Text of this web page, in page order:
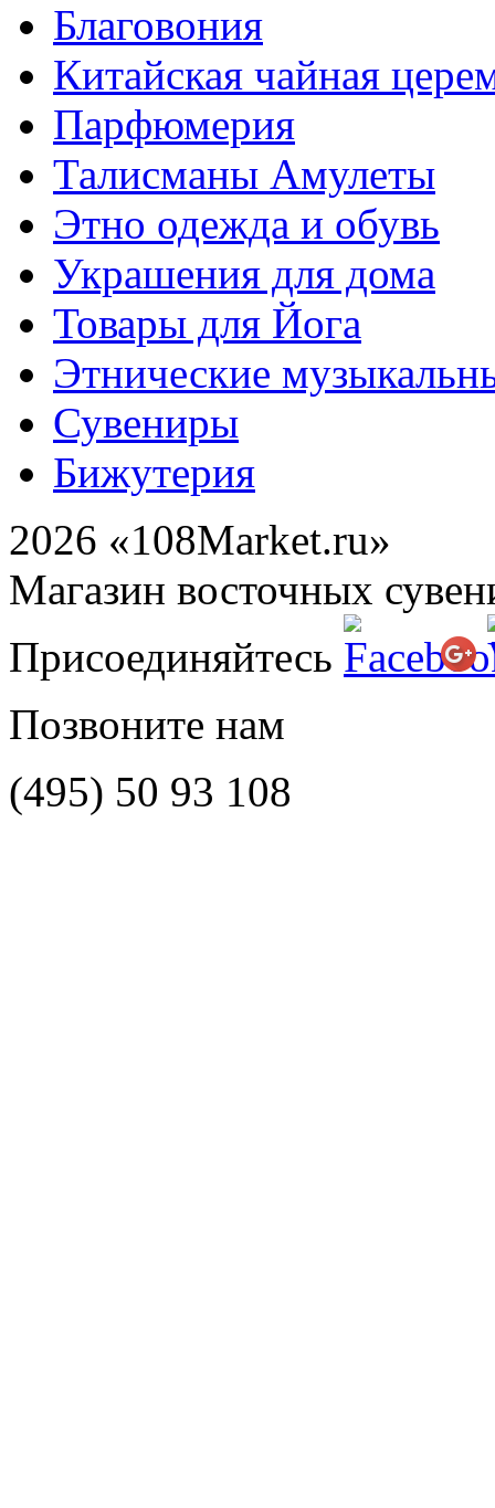
Благовония
Китайская чайная
Парфюмерия
Талисманы Амулеты
Этно одежда и обувь
Украшения для дома
Товары для Йога
Этнические
Сувениры
Бижутерия
2026 «108Market.ru»
Магазин восточных
Присоединяйтесь
Позвоните нам
(495) 50 93 108